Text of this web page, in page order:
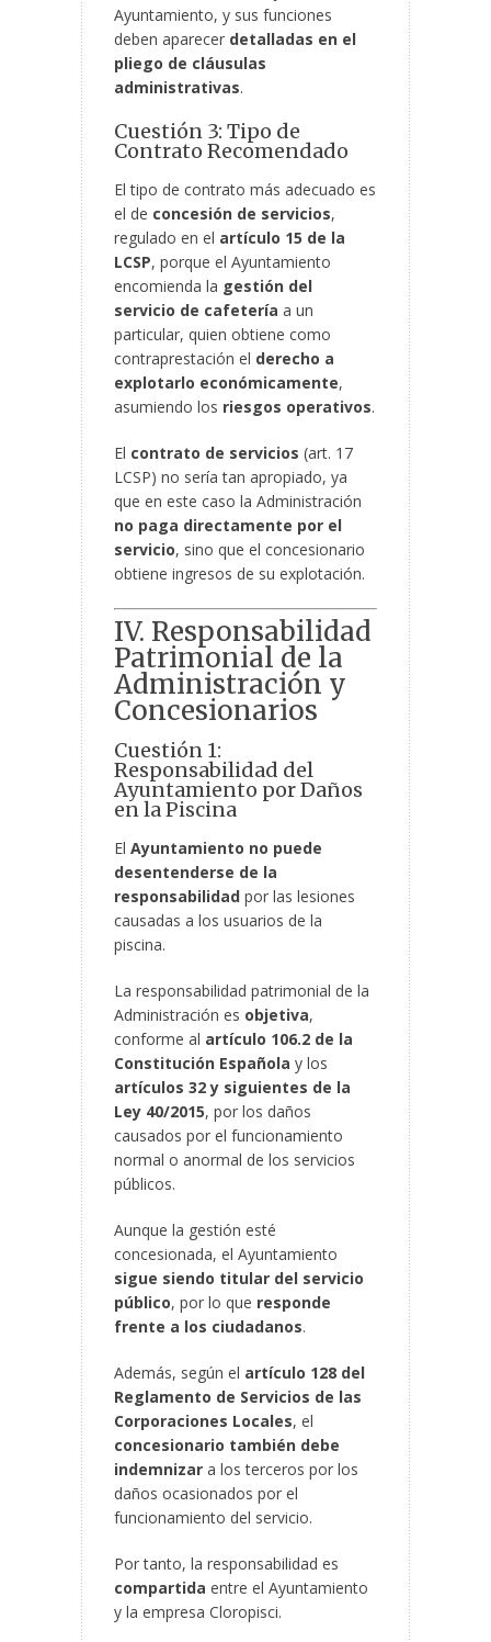
Ayuntamiento, y sus funciones
deben aparecer detalladas en el
pliego de cláusulas
administrativas.
Cuestión 3: Tipo de
Contrato Recomendado
El tipo de contrato más adecuado es
el de concesión de servicios,
regulado en el artículo 15 de la
LCSP, porque el Ayuntamiento
encomienda la gestión del
servicio de cafetería a un
particular, quien obtiene como
contraprestación el derecho a
explotarlo económicamente,
asumiendo los riesgos operativos.
El contrato de servicios (art. 17
LCSP) no sería tan apropiado, ya
que en este caso la Administración
no paga directamente por el
servicio, sino que el concesionario
obtiene ingresos de su explotación.
IV. Responsabilidad
Patrimonial de la
Administración y
Concesionarios
Cuestión 1:
Responsabilidad del
Ayuntamiento por Daños
en la Piscina
El Ayuntamiento no puede
desentenderse de la
responsabilidad por las lesiones
causadas a los usuarios de la
piscina.
La responsabilidad patrimonial de la
Administración es objetiva,
conforme al artículo 106.2 de la
Constitución Española y los
artículos 32 y siguientes de la
Ley 40/2015, por los daños
causados por el funcionamiento
normal o anormal de los servicios
públicos.
Aunque la gestión esté
concesionada, el Ayuntamiento
sigue siendo titular del servicio
público, por lo que responde
frente a los ciudadanos.
Además, según el artículo 128 del
Reglamento de Servicios de las
Corporaciones Locales, el
concesionario también debe
indemnizar a los terceros por los
daños ocasionados por el
funcionamiento del servicio.
Por tanto, la responsabilidad es
compartida entre el Ayuntamiento
y la empresa Cloropisci.